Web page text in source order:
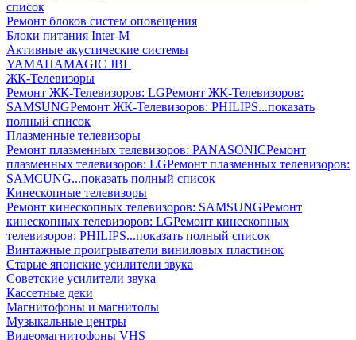
список
Ремонт блоков систем оповещения
Блоки питания Inter-M
Активные акустические системы
YAMAHAMAGIC JBL
ЖК-Телевизоры
Ремонт ЖК-Телевизоров: LGРемонт ЖК-Телевизоров:
SAMSUNGРемонт ЖК-Телевизоров: PHILIPS...показать
полный список
Плазменные телевизоры
Ремонт плазменных телевизоров: PANASONICРемонт
плазменных телевизоров: LGРемонт плазменных телевизоров:
SAMCUNG...показать полный список
Кинескопные телевизоры
Ремонт кинескопных телевизоров: SAMSUNGРемонт
кинескопных телевизоров: LGРемонт кинескопных
телевизоров: PHILIPS...показать полный список
Винтажные проигрыватели виниловых пластинок
Старые японские усилители звука
Советские усилители звука
Кассетные деки
Магнитофоны и магнитолы
Музыкальные центры
Видеомагнитофоны VHS